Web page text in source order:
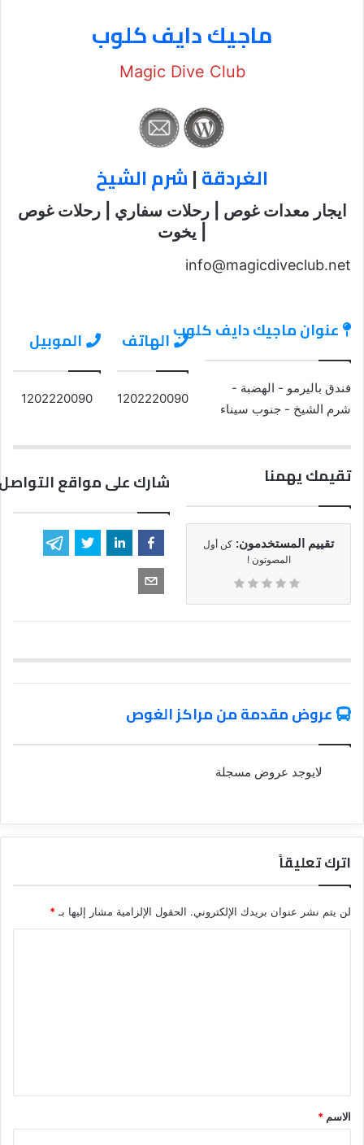
ماجيك دايف كلوب
Magic Dive Club
الغردقة|شرم الشيخ
ايجار معدات غوص | رحلات سفاري | رحلات غوص
| يخوت
info@magicdiveclub.net
عنوان ماجيك دايف كلوب
فندق باليرمو - الهضبة -
شرم الشيخ - جنوب سيناء
الهاتف
1202220090
الموبيل
1202220090
تقيمك يهمنا
تقييم المستخدمون: كن أول
المصوتون !
شارك على مواقع
عروض مقدمة من مراكز الغوص
لايوجد عروض مسجلة
اترك تعليقاً
لن يتم نشر عنوان بريدك الإلكتروني. الحقول الإلزامية مشار إليها بـ *
*
الاسم *